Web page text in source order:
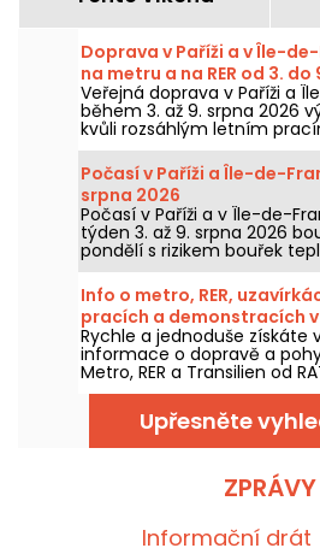
Doprava v Paříži a v Île-
na metru a na RER od 3.
Veřejná doprava v Paříži a
během 3. až 9. srpna 2026
kvůli rozsáhlým letním
zasahují některé linky, uvedly
Počasí v Paříži a Île-de-
srpna 2026
Počasí v Paříži a v Île-de-
týden 3. až 9. srpna 2026
pondělí s rizikem bouřek
poklesnou, než se o
slunečnější počasí.
Info o metro, RER,
pracích a demonstracích
Pátek 7. srpen 2026
Rychle a jednoduše získáte
informace o dopravě a
Metro, RER a Transilien od
dopravní omezení, velké
demonstrace – vše, co
před tím, než vyrazíte do
7. srpen 2026.
Upřesněte
ZPRÁVY
Informační drát